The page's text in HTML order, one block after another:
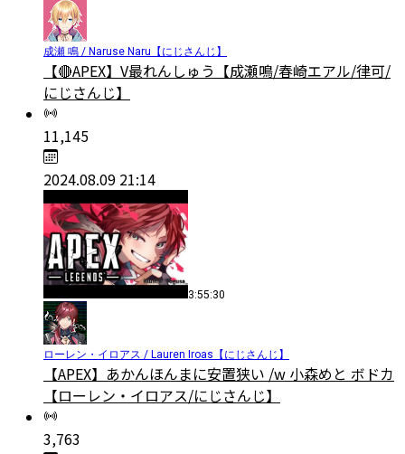
成瀬 鳴 / Naruse Naru【にじさんじ】
【🔴APEX】V最れんしゅう【成瀬鳴/春崎エアル/律可/
にじさんじ】
11,145
2024.08.09 21:14
3:55:30
ローレン・イロアス / Lauren Iroas【にじさんじ】
【APEX】あかんほんまに安置狭い /w 小森めと ボドカ
【ローレン・イロアス/にじさんじ】
3,763